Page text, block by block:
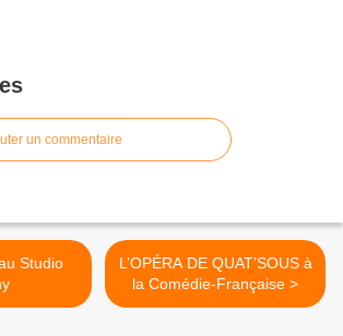
un commentaire
L’OPÉRA DE QUAT’SOUS à
la Comédie-Française >